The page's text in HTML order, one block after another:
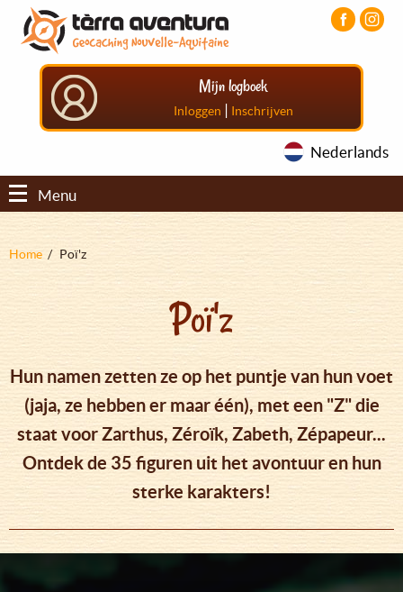
Overslaan
naar
Aller
menu
principal
Aller
pied
Mijn logboek
Inloggen | Inschrijven
Nederlands
Menu
Kruimelpad
Home Poï'z
Poï'z
Hun namen zetten ze op het puntje van hun voet
(jaja, ze hebben er maar één), met een "Z" die
staat voor Zarthus, Zéroïk, Zabeth, Zépapeur...
Ontdek de 35 figuren uit het avontuur en hun
sterke karakters!